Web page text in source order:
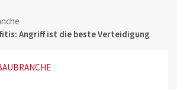
Angriff ist die beste Verteidigung